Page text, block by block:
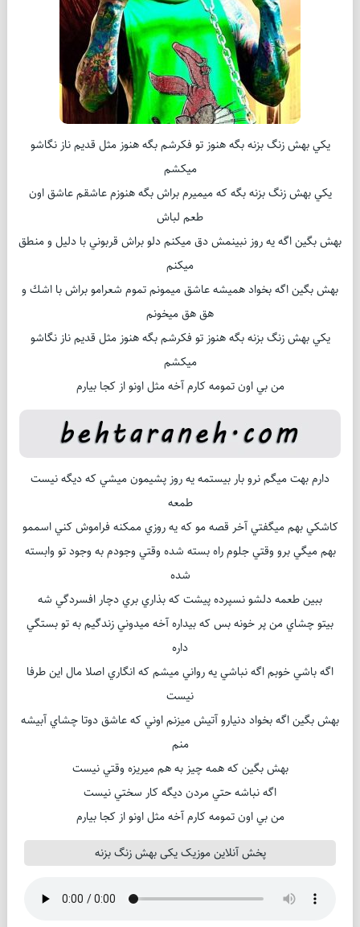
يكي بهش زنگ بزنه بگه هنوز تو فكرشم بگه هنوز مثل قديم ناز نگاشو
ميكشم
يكي بهش زنگ بزنه بگه كه ميميرم براش بگه هنوزم عاشقم عاشق اون
طعم لباش
بهش بگين اگه يه روز نبينمش دق ميكنم دلو براش قربوني با دليل و منطق
ميكنم
بهش بگين اگه بخواد هميشه عاشق ميمونم تموم شعرامو براش با اشك و
هق هق ميخونم
يكي بهش زنگ بزنه بگه هنوز تو فكرشم بگه هنوز مثل قديم ناز نگاشو
ميكشم
من بي اون تمومه كارم آخه مثل اونو از كجا بيارم
دارم بهت ميگم نرو بار بيستمه يه روز پشيمون ميشي كه ديگه نيست
طمعه
كاشكي بهم ميگفتي آخر قصه مو كه يه روزي ممكنه فراموش كني اسممو
بهم ميگي برو وقتي جلوم راه بسته شده وقتي وجودم به وجود تو وابسته
شده
ببين طعمه دلشو نسپرده پيشت كه بذاري بري دچار افسردگي شه
بيتو چشاي من پر خونه بس كه بيداره آخه ميدوني زندگيم به تو بستگي
داره
اگه باشي خوبم اگه نباشي يه رواني ميشم كه انگاري اصلا مال اين طرفا
نيست
بهش بگين اگه بخواد دنيارو آتيش ميزنم اوني كه عاشق دوتا چشاي آبيشه
منم
بهش بگين كه همه چيز به هم ميريزه وقتي نيست
اگه نباشه حتي مردن ديگه كار سختي نيست
من بي اون تمومه كارم آخه مثل اونو از كجا بيارم
پخش آنلاین موزیک یکی بهش زنگ بزنه